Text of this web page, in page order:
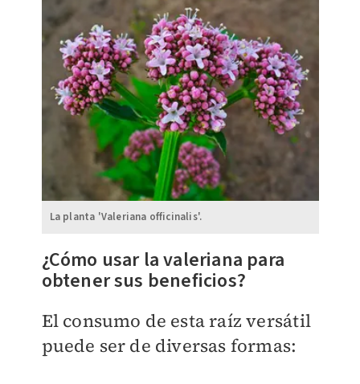
La planta 'Valeriana officinalis'.
¿Cómo usar la valeriana para
obtener sus beneficios?
El consumo de esta raíz versátil
puede ser de diversas formas: